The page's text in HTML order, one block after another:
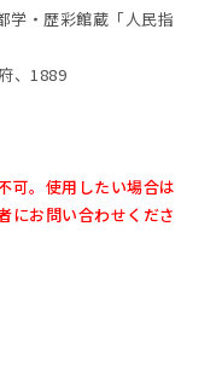
・歴彩館蔵「人民指
、1889
可。使用したい場合は
にお問い合わせくださ